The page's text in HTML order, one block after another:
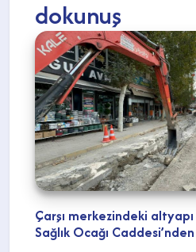
dokunuş
Çarşı merkezindeki
Sağlık Ocağı